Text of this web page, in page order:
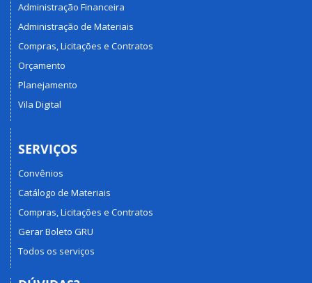
Administração Financeira
Administração de Materiais
Compras, Licitações e Contratos
Orçamento
Planejamento
Vila Digital
SERVIÇOS
Convênios
Catálogo de Materiais
Compras, Licitações e Contratos
Gerar Boleto GRU
Todos os serviços